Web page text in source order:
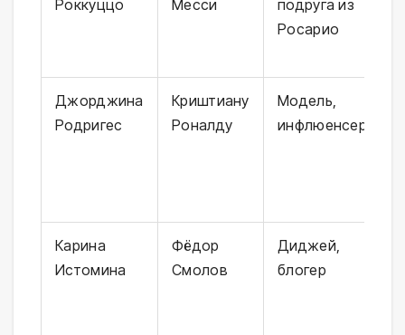
Роккуццо Месси
подруга из
Росарио
Джорджина
Родригес
Криштиану
Роналду
Модель,
инфлюенсер
Карина
Истомина
Фёдор
Смолов
Диджей,
блогер